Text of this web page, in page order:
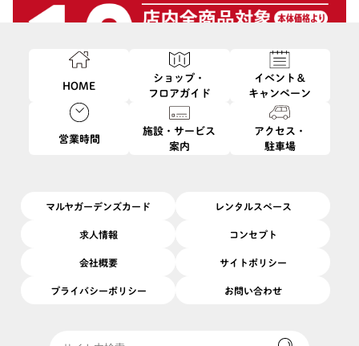
HOME
ショップ・
フロアガイド
イベント＆
キャンペーン
営業時間
施設・サービス
案内
アクセス・
駐車場
マルヤガーデンズカード レンタルスペース
求人情報 コンセプト
会社概要 サイトポリシー
プライバシーポリシー お問い合わせ
このイベントは終了しました
＼毎月第４金曜日開催!!／
店内の全商品対象、10%OFFにてお買物をお楽しみいただけます